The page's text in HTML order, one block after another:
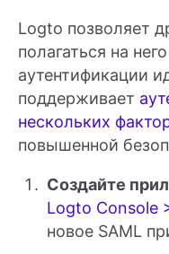
Logto позволяет
полагаться на
аутентификации
поддерживает
нескольких
повышенной
Создайте
Logto Console
новое SAML